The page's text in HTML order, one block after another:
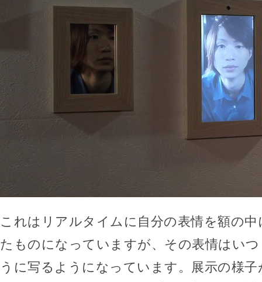
これはリアルタイムに自分の表情を額の
たものになっていますが、その表情はい
うに写るようになっています。展示の様